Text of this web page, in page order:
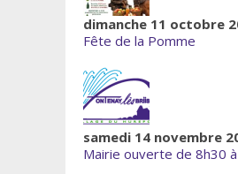
dimanche 11 octobre
Fête de la Pomme
samedi 14 novembre
Mairie ouverte de 8h30